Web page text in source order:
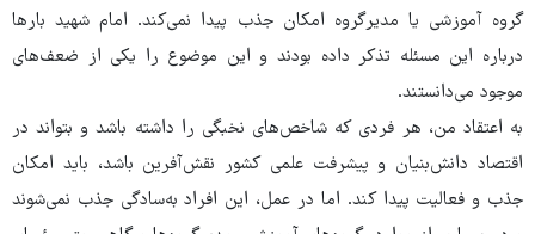
گروه آموزشی یا مدیرگروه امکان جذب پیدا نمی‌کند. امام شهید بارها
درباره این مسئله تذکر داده بودند و این موضوع را یکی از ضعف‌های
موجود می‌دانستند.
به اعتقاد من، هر فردی که شاخص‌های نخبگی را داشته باشد و بتواند در
اقتصاد دانش‌بنیان و پیشرفت علمی کشور نقش‌آفرین باشد، باید امکان
جذب و فعالیت پیدا کند. اما در عمل، این افراد به‌سادگی جذب نمی‌شوند